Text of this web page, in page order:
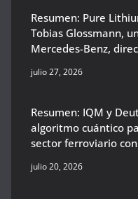
Resumen: Pure
Tobias Glossmann,
Mercedes-Benz,
julio 27, 2026
Resumen: IQM y
algoritmo cuántico
sector ferroviario
julio 20, 2026